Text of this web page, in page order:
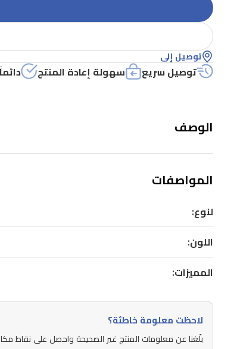
توصيل إلى
توصيل سريع سهولة إعادة المنتج
الوصف
المواصفات
لنوع:
اللون:
المميزات:
لاحظت معلومة خاطئة؟
بلّغنا عن معلومات المنتج غير الصحيحة واحصل على نقاط